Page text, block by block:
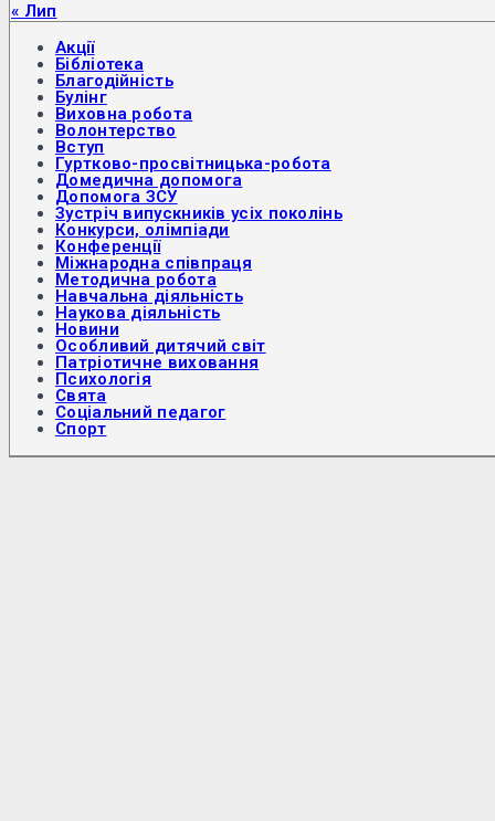
« Лип
Акції
Бібліотека
Благодійність
Булінг
Виховна робота
Волонтерство
Вступ
Гуртково-просвітницька-робота
Домедична допомога
Допомога ЗСУ
Зустріч випускників усіх поколінь
Конкурси, олімпіади
Конференції
Міжнародна співпраця
Методична робота
Навчальна діяльність
Наукова діяльність
Новини
Особливий дитячий світ
Патріотичне виховання
Психологія
Свята
Соціальний педагог
Спорт